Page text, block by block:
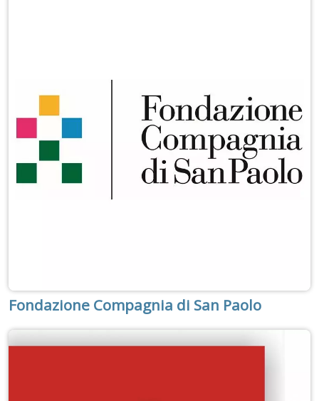
Fondazione Compagnia di San Paolo